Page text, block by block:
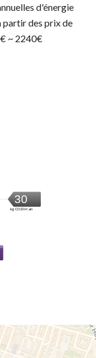
d'énergie
partir des prix de
~ 2240€
30
kg CO2/m².an